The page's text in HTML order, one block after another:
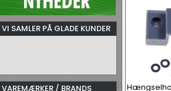
VI SAMLER PÅ GLADE KUNDER
VAREMÆRKER / BRANDS